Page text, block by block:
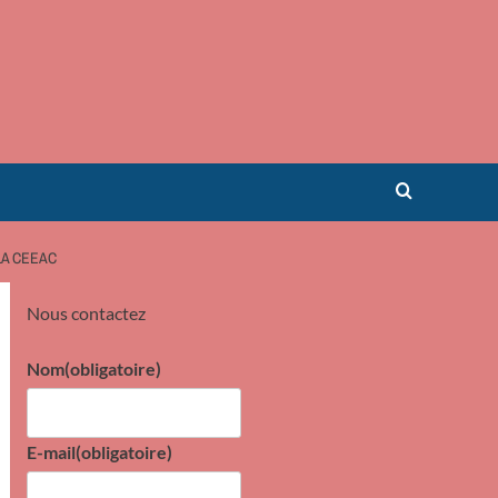
CEEAC
Nous contactez
Nom(obligatoire)
E-mail(obligatoire)